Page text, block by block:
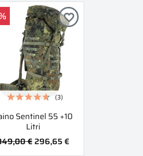
Sentinel 55 +10
Litri
€ 296,65 €
(3)
favorite_border